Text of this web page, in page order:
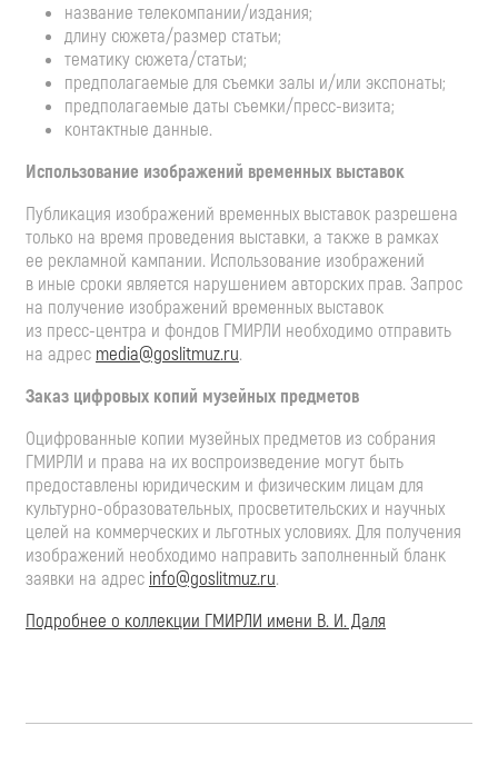
название телекомпании/издания;
длину сюжета/размер статьи;
тематику сюжета/статьи;
предполагаемые для съемки залы и/или экспонаты;
предполагаемые даты съемки/пресс-визита;
контактные данные.
Использование изображений временных выставок
Публикация изображений временных выставок разрешена
только на время проведения выставки, а также в рамках
ее рекламной кампании. Использование изображений
в иные сроки является нарушением авторских прав. Запрос
на получение изображений временных выставок
из пресс-центра и фондов ГМИРЛИ необходимо отправить
на адрес media@goslitmuz.ru.
Заказ цифровых копий музейных предметов
Оцифрованные копии музейных предметов из собрания
ГМИРЛИ и права на их воспроизведение могут быть
предоставлены юридическим и физическим лицам для
культурно-образовательных, просветительских и научных
целей на коммерческих и льготных условиях. Для получения
изображений необходимо направить заполненный бланк
заявки на адрес info@goslitmuz.ru.
Подробнее о коллекции ГМИРЛИ имени В. И. Даля